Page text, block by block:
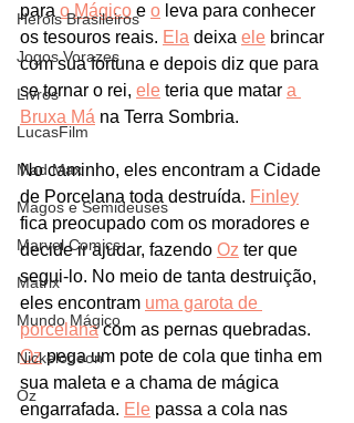
Heróis Brasileiros
Jogos Vorazes
Livros
LucasFilm
Mad Max
Magos e Semideuses
Marvel Comics
Matrix
Mundo Mágico
Nickelodeon
Oz
para o Mágico e o leva para conhecer
os tesouros reais. Ela deixa ele brincar
com sua fortuna e depois diz que para
se tornar o rei, ele teria que matar a
Bruxa Má na Terra Sombria.
No caminho, eles encontram a Cidade
de Porcelana toda destruída. Finley
fica preocupado com os moradores e
decide ir ajudar, fazendo Oz ter que
segui-lo. No meio de tanta destruição,
eles encontram uma garota de
porcelana com as pernas quebradas.
Oz pega um pote de cola que tinha em
sua maleta e a chama de mágica
engarrafada. Ele passa a cola nas